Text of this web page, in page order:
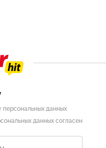
персональных данных
данных согласен